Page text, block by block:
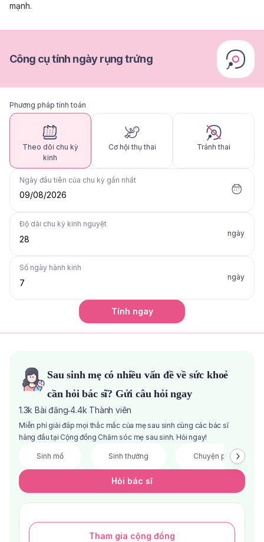
mạnh.
Công cụ tính ngày rụng trứng
Phương pháp tính toán
Theo dõi chu kỳ
kinh
Cơ hội thụ thai Tránh thai
Ngày đầu tiên của chu kỳ gần nhất
09/08/2026
Độ dài chu kỳ kinh nguyệt
ngày
Số ngày hành kinh
ngày
Tính ngay
Sau sinh mẹ có nhiều vấn đề về sức khoẻ
cần hỏi bác sĩ? Gửi câu hỏi ngay
1.3k Bài đăng·4.4k Thành viên
Miễn phí giải đáp mọi thắc mắc của mẹ sau sinh cùng các bác sĩ
hàng đầu tại Cộng đồng Chăm sóc mẹ sau sinh. Hỏi ngay!
Sinh mổ Sinh thường Chuyện phòng the
Hỏi bác sĩ
Tham gia cộng đồng